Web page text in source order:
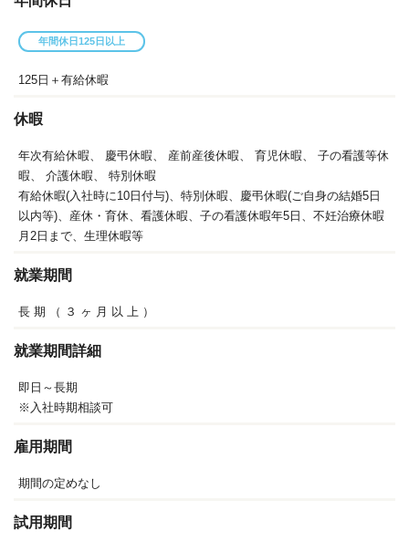
年間休日125日以上
125日＋有給休暇
休暇
年次有給休暇、 慶弔休暇、 産前産後休暇、 育児休暇、
子の看護等休
暇、
介護休暇、
特別休暇
有給休暇(入社時に10日付与)、特別休暇、慶弔休暇(ご自身の結婚5日
以内等)、産休・育休、看護休暇、子の看護休暇年5日、不妊治療休暇
月2日まで、生理休暇等
就業期間
長 期 （ ３ ヶ 月 以 上 ）
就業期間詳細
即日～長期
※入社時期相談可
雇用期間
期間の定めなし
試用期間